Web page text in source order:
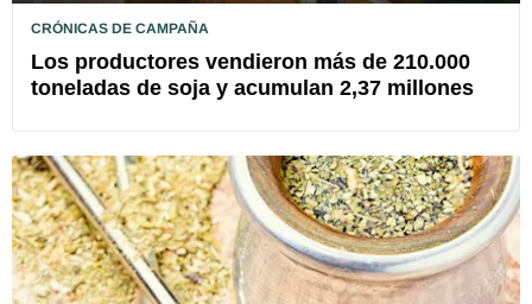
CRÓNICAS DE CAMPAÑA
Los productores vendieron más de 210.000
toneladas de soja y acumulan 2,37 millones